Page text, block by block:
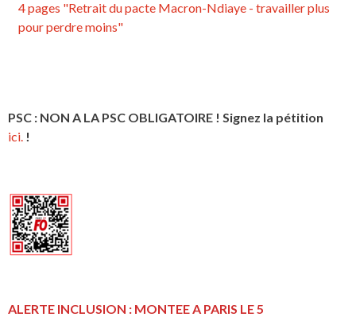
4 pages "Retrait du pacte Macron-Ndiaye - travailler plus
pour perdre moins"
PSC : NON A LA PSC OBLIGATOIRE ! Signez la pétition
ici. !
ALERTE INCLUSION : MONTEE A PARIS LE 5